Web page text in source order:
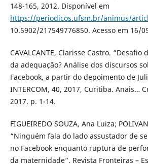
148-165, 2012. Disponível em
https://periodicos.ufsm.br/animus/
10.5902/217549776850. Acesso em 16/
CAVALCANTE, Clarisse Castro.
da adequação? Análise dos discursos
Facebook, a partir do depoimento de
INTERCOM, 40, 2017, Curitiba. Anais…
2017. p. 1-14.
FIGUEIREDO SOUZA, Ana Luiza;
“Ninguém fala do lado assustador de
no Facebook enquanto ruptura de
da maternidade”. Revista Fronteiras –